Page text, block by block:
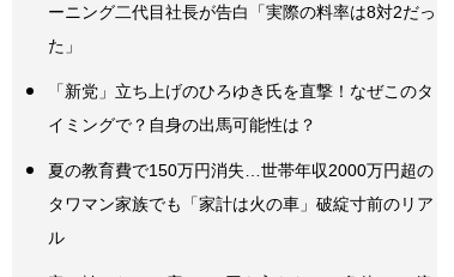
ーニング二代目社長が告白「実際の料率は8対2だっ
た」
「新党」立ち上げのひろゆき氏を直撃！なぜこのタ
イミングで？自身の出馬可能性は？
夏の教育費で150万円消失…世帯年収2000万円超の
タワマン家族でも「家計は火の車」破綻寸前のリア
ル